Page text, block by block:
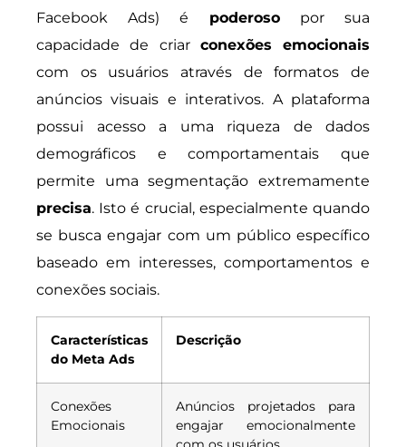
Facebook Ads) é poderosopor sua
capacidade de criar conexões emocionais
com os usuários através de formatos de
anúncios visuais e interativos. A plataforma
possui acesso a uma riqueza de dados
demográficos e comportamentais que
permite uma segmentação extremamente
precisa. Isto é crucial, especialmente quando
se busca engajar com um público específico
baseado em interesses, comportamentos e
conexões sociais.
Características
do Meta Ads
Descrição
Conexões
Emocionais
Anúncios projetados para
engajar emocionalmente